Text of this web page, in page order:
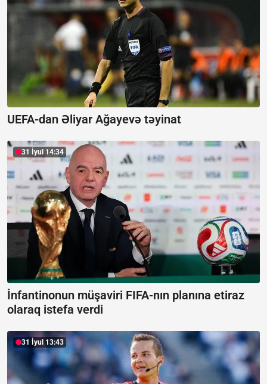
UEFA-dan Əliyar Ağayevə təyinat
31 İyul 14:34
İnfantinonun müşaviri FIFA-nın planına etiraz
olaraq istefa verdi
31 İyul 13:43